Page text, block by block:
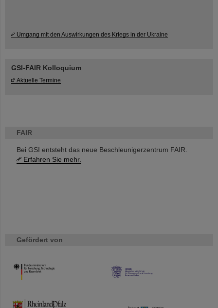
FAIR
Bei GSI entsteht das neue Beschleunigerzentrum FAIR.
Erfahren Sie mehr.
Gefördert von
HMWK
TMWWDG
Umgang mit den Auswirkungen des Kriegs in der Ukraine
GSI-FAIR Kolloquium
Aktuelle Termine